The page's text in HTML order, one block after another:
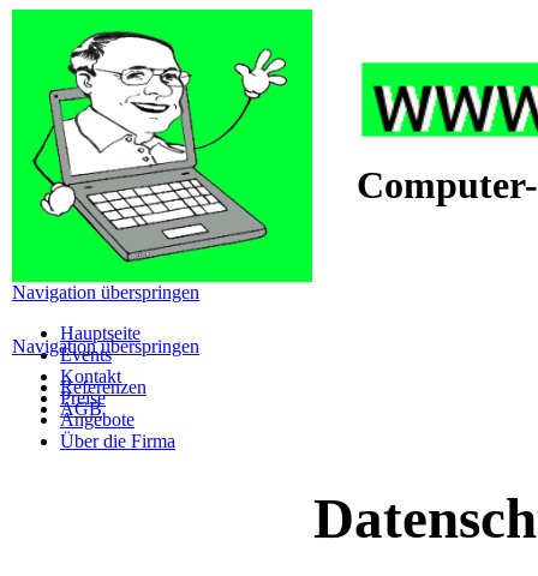
Navigation überspringen
Hauptseite
Events
Kontakt
Preise
Angebote
Über die Firma
Navigation überspringen
Referenzen
AGB